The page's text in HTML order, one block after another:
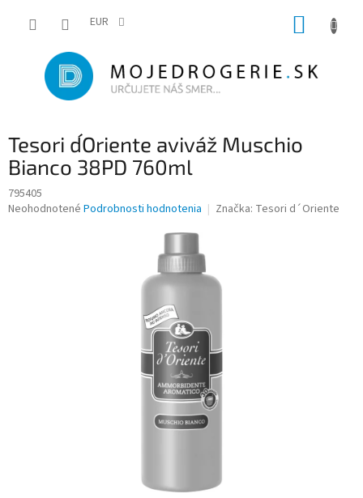
EUR
Tesori d´Oriente aviváž Muschio
Bianco 38PD 760ml
795405
Priemerné
Neohodnotené Podrobnosti hodnotenia Značka: Tesori d´Oriente